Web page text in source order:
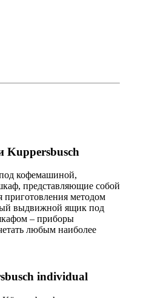
кофемашиной,
представляющие собой
приготовления методом
выдвижной ящик под
– приборы
любым наиболее
individual